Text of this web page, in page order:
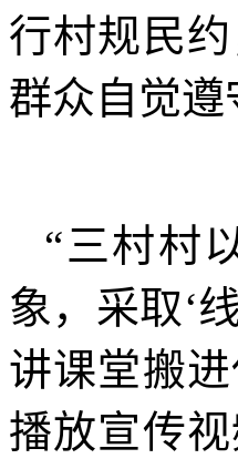
行村规民
群众自觉
“三村村
象，采取‘
讲课堂搬
播放宣传